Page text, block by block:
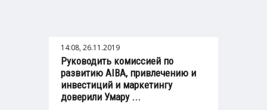
14:08, 26.11.2019
Руководить комиссией по
развитию AIBA, привлечению и
инвестиций и маркетингу
доверили Умару ...